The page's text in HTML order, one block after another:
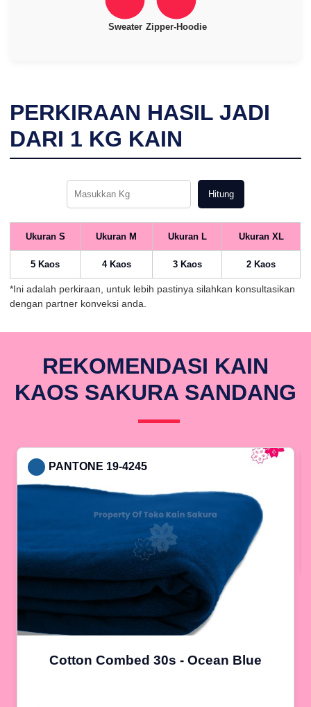
Sweater Zipper-Hoodie
PERKIRAAN HASIL JADI
DARI 1 KG KAIN
Hitung
Ukuran S Ukuran M Ukuran L Ukuran XL
5 Kaos 4 Kaos 3 Kaos 2 Kaos
*Ini adalah perkiraan, untuk lebih pastinya silahkan konsultasikan
dengan partner konveksi anda.
REKOMENDASI KAIN
KAOS SAKURA SANDANG
PANTONE 19-4245
Cotton Combed 30s - Ocean Blue